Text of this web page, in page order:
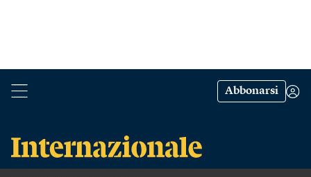
Abbonarsi